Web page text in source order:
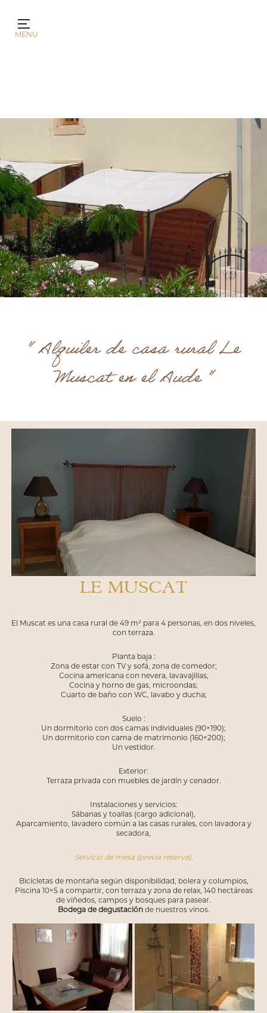
MENU
" Alquiler de casa rural Le
Muscat en el Aude "
LE MUSCAT
El Muscat es una casa rural de 49 m² para 4 personas, en dos niveles,
con terraza.
Planta baja :
Zona de estar con TV y sofá, zona de comedor;
Cocina americana con nevera, lavavajillas,
Cocina y horno de gas, microondas;
Cuarto de baño con WC, lavabo y ducha;
Suelo :
Un dormitorio con dos camas individuales (90×190);
Un dormitorio con cama de matrimonio (160×200);
Un vestidor.
Exterior:
Terraza privada con muebles de jardín y cenador.
Instalaciones y servicios:
Sábanas y toallas (cargo adicional),
Aparcamiento, lavadero común a las casas rurales, con lavadora y
secadora,
Servicio de mesa (previa reserva),
Bicicletas de montaña según disponibilidad, bolera y columpios,
Piscina 10×5 a compartir, con terraza y zona de relax, 140 hectáreas
de viñedos, campos y bosques para pasear.
Bodega de degustaciónde nuestros vinos.